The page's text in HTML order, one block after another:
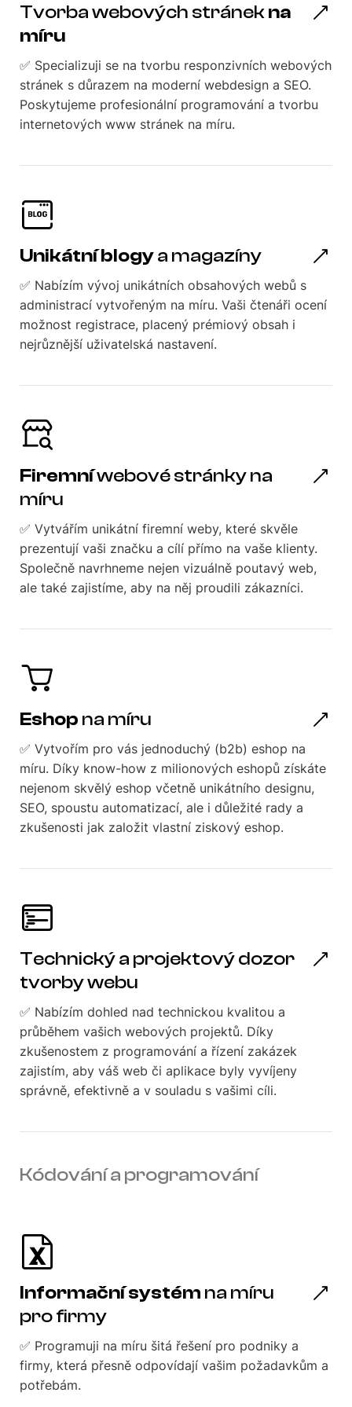
Tvorba webových stránekna
míru
✅ Specializuji se na tvorbu responzivních webových
stránek s důrazem na moderní webdesign a SEO.
Poskytujeme profesionální programování a tvorbu
internetových www stránek na míru.
Unikátní blogya magazíny
✅ Nabízím vývoj unikátních obsahových webů s
administrací vytvořeným na míru. Vaši čtenáři ocení
možnost registrace, placený prémiový obsah i
nejrůznější uživatelská nastavení.
Firemníwebové stránky na
míru
✅ Vytvářím unikátní firemní weby, které skvěle
prezentují vaši značku a cílí přímo na vaše klienty.
Společně navrhneme nejen vizuálně poutavý web,
ale také zajistíme, aby na něj proudili zákazníci.
Eshop na míru
✅ Vytvořím pro vás jednoduchý (b2b) eshop na
míru. Díky know-how z milionových eshopů získáte
nejenom skvělý eshop včetně unikátního designu,
SEO, spoustu automatizací, ale i důležité rady a
zkušenosti jak založit vlastní ziskový eshop.
Technický a projektový dozor
tvorby webu
✅ Nabízím dohled nad technickou kvalitou a
průběhem vašich webových projektů. Díky
zkušenostem z programování a řízení zakázek
zajistím, aby váš web či aplikace byly vyvíjeny
správně, efektivně a v souladu s vašimi cíli.
Kódování a programování
Informační systém na míru
pro firmy
✅ Programuji na míru šitá řešení pro podniky a
firmy, která přesně odpovídají vašim požadavkům a
potřebám.